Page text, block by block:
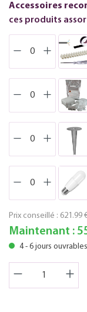
Accessoires
ces produits
Prix conseillé : 621.99
Maintenant :
4 - 6 jours ouvrables